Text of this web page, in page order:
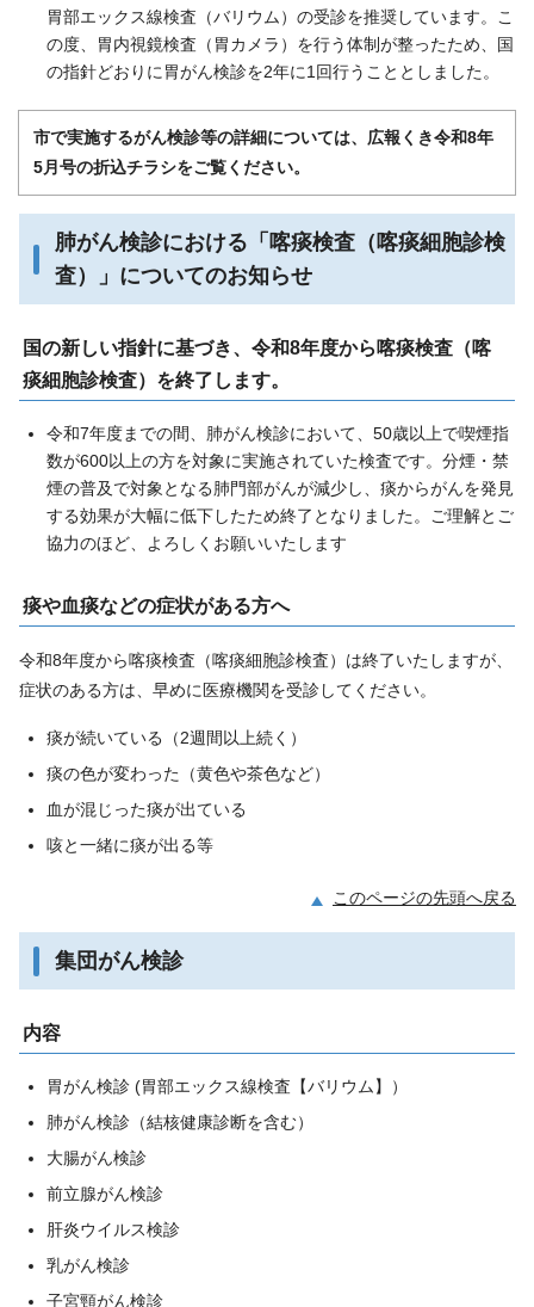
胃部エックス線検査（バリウム）の受診を推奨しています。こ
の度、胃内視鏡検査（胃カメラ）を行う体制が整ったため、国
の指針どおりに胃がん検診を2年に1回行うこととしました。
市で実施するがん検診等の詳細については、広報くき令和8年
5月号の折込チラシをご覧ください。
肺がん検診における「喀痰検査（喀痰細胞診検
査）」についてのお知らせ
国の新しい指針に基づき、令和8年度から喀痰検査（喀
痰細胞診検査）を終了します。
令和7年度までの間、肺がん検診において、50歳以上で喫煙指
数が600以上の方を対象に実施されていた検査です。分煙・禁
煙の普及で対象となる肺門部がんが減少し、痰からがんを発見
する効果が大幅に低下したため終了となりました。ご理解とご
協力のほど、よろしくお願いいたします
痰や血痰などの症状がある方へ
令和8年度から喀痰検査（喀痰細胞診検査）は終了いたしますが、
症状のある方は、早めに医療機関を受診してください。
痰が続いている（2週間以上続く）
痰の色が変わった（黄色や茶色など）
血が混じった痰が出ている
咳と一緒に痰が出る等
このページの先頭へ戻る
集団がん検診
内容
胃がん検診 (胃部エックス線検査【バリウム】）
肺がん検診（結核健康診断を含む）
大腸がん検診
前立腺がん検診
肝炎ウイルス検診
乳がん検診
子宮頸がん検診